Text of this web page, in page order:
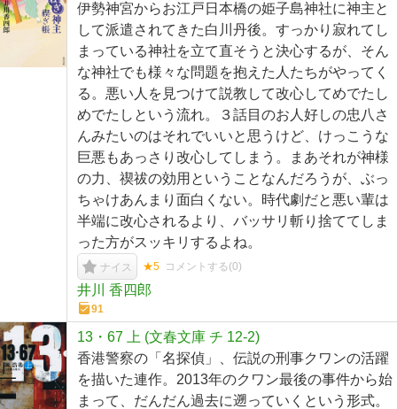
伊勢神宮からお江戸日本橋の姫子島神社に神主と
して派遣されてきた白川丹後。すっかり寂れてし
まっている神社を立て直そうと決心するが、そん
な神社でも様々な問題を抱えた人たちがやってく
る。悪い人を見つけて説教して改心してめでたし
めでたしという流れ。３話目のお人好しの忠八さ
んみたいのはそれでいいと思うけど、けっこうな
巨悪もあっさり改心してしまう。まあそれが神様
の力、禊祓の効用ということなんだろうが、ぶっ
ちゃけあんまり面白くない。時代劇だと悪い輩は
半端に改心されるより、バッサリ斬り捨ててしま
った方がスッキリするよね。
ナイス ★5 コメントする(0)
井川 香四郎
91
13・67 上 (文春文庫 チ 12-2)
香港警察の「名探偵」、伝説の刑事クワンの活躍
を描いた連作。2013年のクワン最後の事件から始
まって、だんだん過去に遡っていくという形式。